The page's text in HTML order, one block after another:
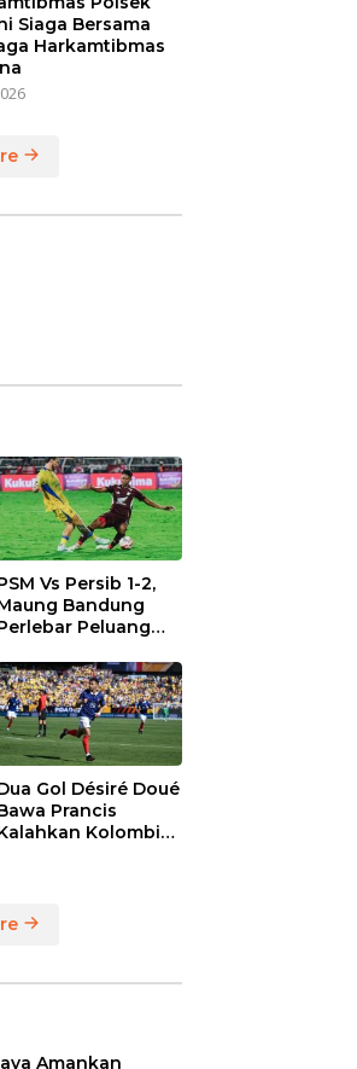
Siaga Bersama
Harkamtibmas
Vs Persib 1-2,
Bandung
Peluang
Gol Désiré Doué
Prancis
Kolombia
Amankan